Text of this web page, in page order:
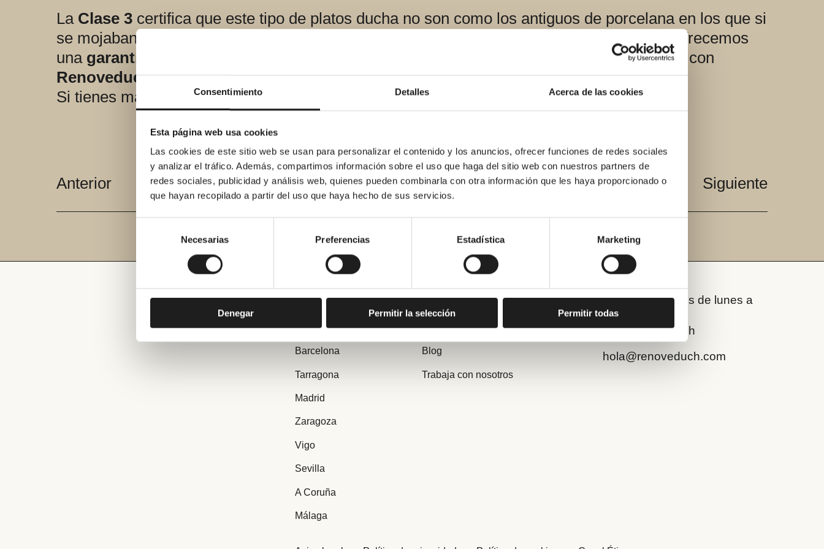
Consentimiento Detalles Acerca de las cookies
Esta página web usa cookies
Las cookies de este sitio web se usan para personalizar el contenido y los anuncios, ofrecer funciones de redes sociales
y analizar el tráfico. Además, compartimos información sobre el uso que haga del sitio web con nuestros partners de
redes sociales, publicidad y análisis web, quienes pueden combinarla con otra información que les haya proporcionado o
que hayan recopilado a partir del uso que haya hecho de sus servicios.
consentimiento
Necesarias Preferencias Estadística Marketing
Denegar Permitir la selección Permitir todas
La Clase 3 certifica que este tipo de platos ducha no son como los antiguos de porcelana en los que si
se mojaban ya corrías peligro de resbalón. Otra de las ventajas al ser fabricantes es que ofrecemos
una garantía de 4 años
que es un valor añadido, sin duda, a la hora de realizar la reforma con
Renoveduch.
Si tienes más dudas puedes consultar nuestra sección de Preguntas Frecuentes.
Navegación
de
entradas
Anterior Siguiente
Valencia
Barcelona
Tarragona
Madrid
Zaragoza
Vigo
Sevilla
A Coruña
Málaga
¿Quiénes somos?
Blog
Trabaja con nosotros
Estamos abiertos de lunes a
viernes
de 9:00 a 17:00 h
hola@renoveduch.com